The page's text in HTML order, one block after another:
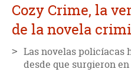
Cozy Crime, la
de la novela
Las novelas policíacas
desde que surgieron